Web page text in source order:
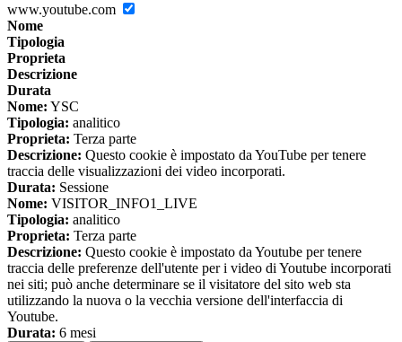
www.youtube.com
Nome
Tipologia
Proprieta
Descrizione
Durata
Nome: YSC
Tipologia: analitico
Proprieta: Terza parte
Descrizione: Questo cookie è impostato da YouTube per tenere
traccia delle visualizzazioni dei video incorporati.
Durata: Sessione
Nome: VISITOR_INFO1_LIVE
Tipologia: analitico
Proprieta: Terza parte
Descrizione: Questo cookie è impostato da Youtube per tenere
traccia delle preferenze dell'utente per i video di Youtube incorporati
nei siti; può anche determinare se il visitatore del sito web sta
utilizzando la nuova o la vecchia versione dell'interfaccia di
Youtube.
Durata: 6 mesi